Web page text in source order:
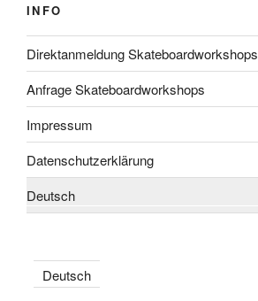
INFO
Direktanmeldung Skateboardworkshops
Anfrage Skateboardworkshops
Impressum
Datenschutzerklärung
Deutsch
Deutsch